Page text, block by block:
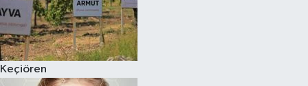
Keçiören